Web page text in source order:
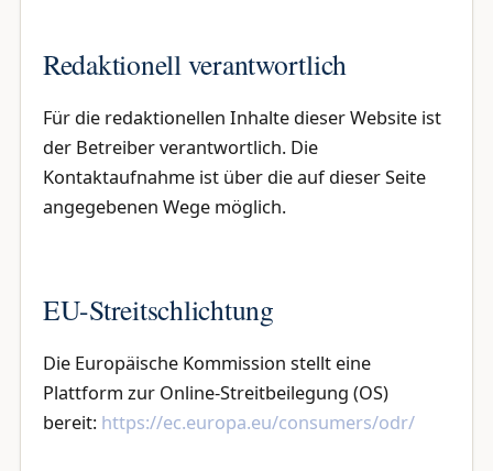
Redaktionell verantwortlich
Für die redaktionellen Inhalte dieser Website ist
der Betreiber verantwortlich. Die
Kontaktaufnahme ist über die auf dieser Seite
angegebenen Wege möglich.
EU-Streitschlichtung
Die Europäische Kommission stellt eine
Plattform zur Online-Streitbeilegung (OS)
bereit: https://ec.europa.eu/consumers/odr/